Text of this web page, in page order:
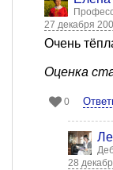
27 декабря
Очень
Оценка
0
28